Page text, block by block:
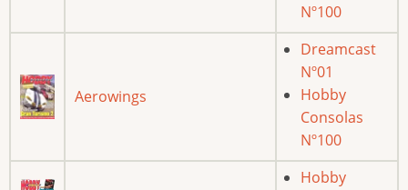
Nº100
Aerowings
Dreamcast
Nº01
Hobby
Consolas
Nº100
Hobby